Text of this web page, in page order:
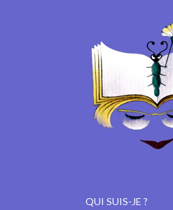
QUI SUIS-JE ?